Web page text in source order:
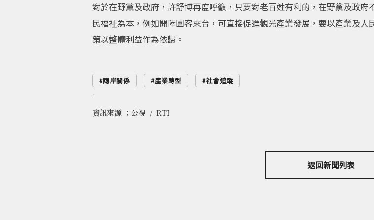
對於在野黨及政府，許舒博再度呼籲，只要對老百姓有利的，在野黨及政
民福祉為本，例如開陸團客來台，可直接促進觀光產業發展，要以產業及
策以整體利益作為依歸。
兩岸關係 產業轉型 社會追蹤
資訊來源 ： 公視 RTI
返回新聞列表